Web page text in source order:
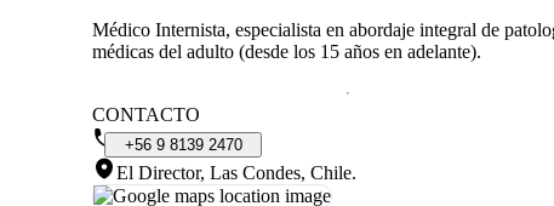
Médico Internista, especialista en abordaje integral de
médicas del adulto (desde los 15 años en adelante).
CONTACTO
+56 9 8139 2470
El Director, Las Condes, Chile.